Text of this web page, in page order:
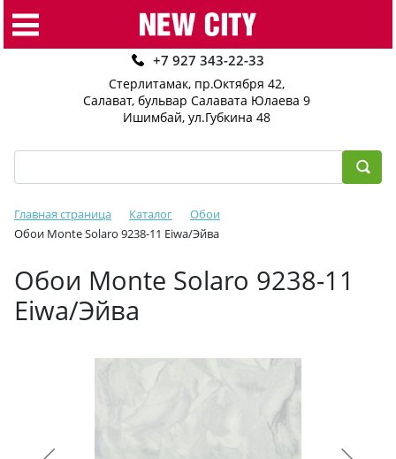
+7 927 343-22-33
Стерлитамак, пр.Октября 42,
Салават, бульвар Салавата Юлаева 9
Ишимбай, ул.Губкина 48
Главная страница Каталог
Обои
Обои Monte Solaro 9238-11 Eiwa/Эйва
Обои Monte Solaro 9238-11
Eiwa/Эйва